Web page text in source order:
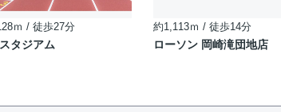
ｍ / 徒歩27分
タジアム
約1,113ｍ / 徒歩14分
ローソン 岡崎滝団地店